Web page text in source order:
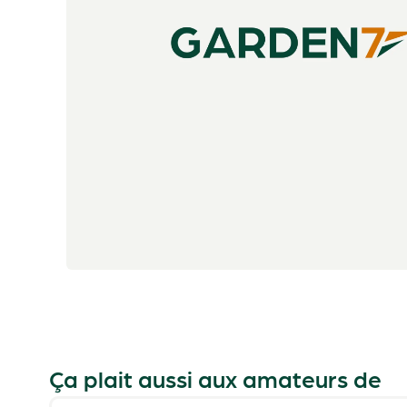
Ça plait aussi aux amateurs de